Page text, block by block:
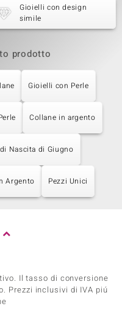
Gioielli con design
simile
prodotto
Gioielli con Perle
Collane in argento
Nascita di Giugno
Argento Pezzi Unici
Il tasso di conversione
Prezzi inclusivi di IVA piú